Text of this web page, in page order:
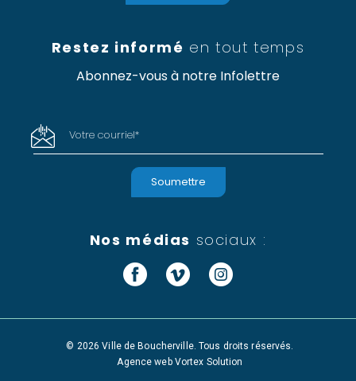
Restez informé en tout temps
Abonnez-vous à notre Infolettre
Votre courriel*
Nos médias sociaux :
Facebook
VimeoInstagram
© 2026 Ville de Boucherville. Tous droits réservés.
Agence web Vortex Solution